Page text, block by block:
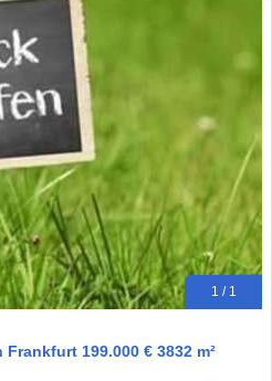
1 / 1
199.000 € 3832 m²